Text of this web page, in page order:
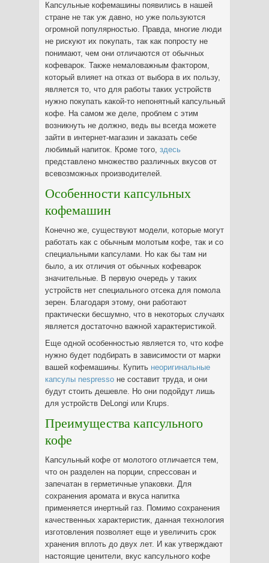
Капсульные кофемашины появились в нашей
стране не так уж давно, но уже пользуются
огромной популярностью. Правда, многие люди
не рискуют их покупать, так как попросту не
понимают, чем они отличаются от обычных
кофеварок. Также немаловажным фактором,
который влияет на отказ от выбора в их пользу,
является то, что для работы таких устройств
нужно покупать какой-то непонятный капсульный
кофе. На самом же деле, проблем с этим
возникнуть не должно, ведь вы всегда можете
зайти в интернет-магазин и заказать себе
любимый напиток. Кроме того, здесь
представлено множество различных вкусов от
всевозможных производителей.
Особенности капсульных
кофемашин
Конечно же, существуют модели, которые могут
работать как с обычным молотым кофе, так и со
специальными капсулами. Но как бы там ни
было, а их отличия от обычных кофеварок
значительные. В первую очередь у таких
устройств нет специального отсека для помола
зерен. Благодаря этому, они работают
практически бесшумно, что в некоторых случаях
является достаточно важной характеристикой.
Еще одной особенностью является то, что кофе
нужно будет подбирать в зависимости от марки
вашей кофемашины. Купить неоригинальные
капсулы nespresso не составит труда, и они
будут стоить дешевле. Но они подойдут лишь
для устройств DeLongi или Krups.
Преимущества капсульного
кофе
Капсульный кофе от молотого отличается тем,
что он разделен на порции, спрессован и
запечатан в герметичные упаковки. Для
сохранения аромата и вкуса напитка
применяется инертный газ. Помимо сохранения
качественных характеристик, данная технология
изготовления позволяет еще и увеличить срок
хранения вплоть до двух лет. И как утверждают
настоящие ценители, вкус капсульного кофе